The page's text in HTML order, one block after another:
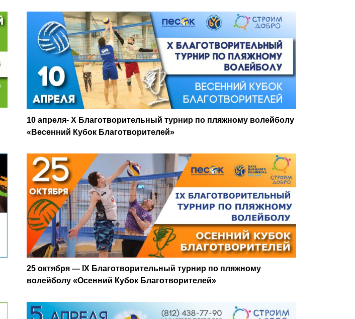
10 апреля- X Благотворительный турнир по пляжному волейболу
«Весенний Кубок Благотворителей»
25 октября — IX Благотворительный турнир по пляжному
волейболу «Осенний Кубок Благотворителей»